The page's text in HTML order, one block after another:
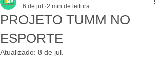
PROJETO TUMM NO
ESPORTE
6 de jul. 2 min de leitura
Atualizado: 8 de jul.